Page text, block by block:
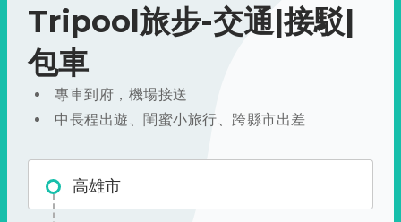
Tripool旅步-交通|接駁|
包車
專車到府，機場接送
中長程出遊、閨蜜小旅行、跨縣市出差
高雄市